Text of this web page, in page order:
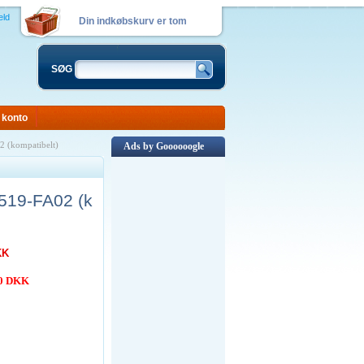
Din indkøbskurv er tom
SØG
konto
(kompatibelt)
FA02 (k
DKK
Ads by Goooooogle